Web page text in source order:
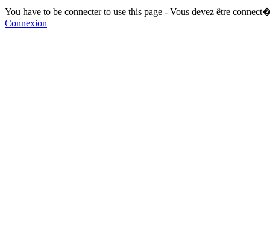
You have to be connecter to use this page - Vous devez être
Connexion